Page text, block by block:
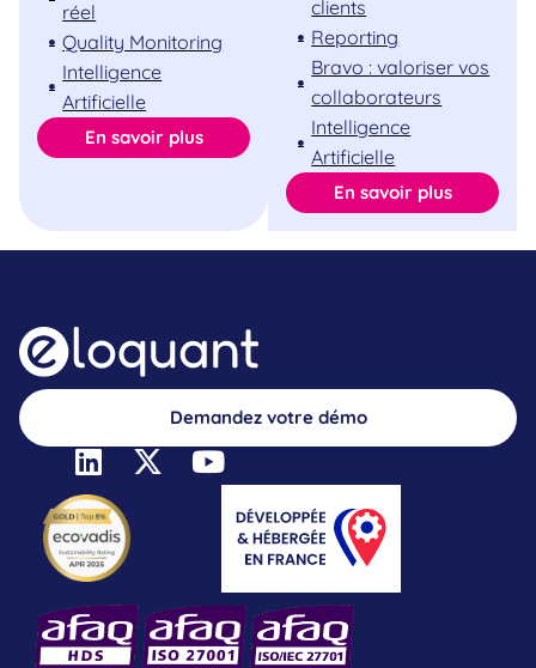
réel
Quality Monitoring
Intelligence
Artificielle
En savoir plus
clients
Reporting
Bravo : valoriser vos
collaborateurs
Intelligence
Artificielle
En savoir plus
Demandez votre démo